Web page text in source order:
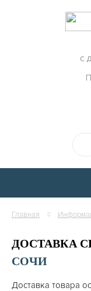
с
Главная
ДОСТАВКА
СОЧИ
Доставка товара